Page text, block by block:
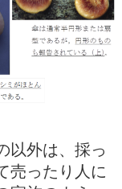
以外は、採っ
売ったり人に